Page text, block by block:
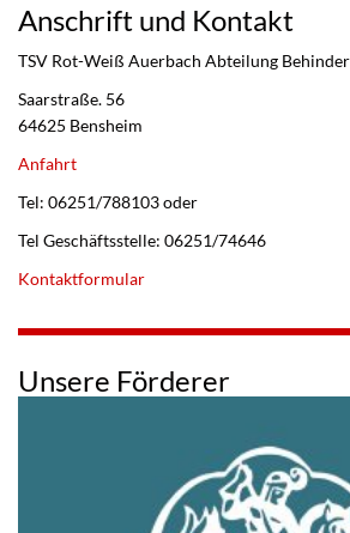
Anschrift und Kontakt
TSV Rot-Weiß Auerbach Abteilung
Saarstraße. 56
64625 Bensheim
Anfahrt
Tel: 06251/788103 oder
Tel Geschäftsstelle: 06251/74646
Kontaktformular
Unsere Förderer